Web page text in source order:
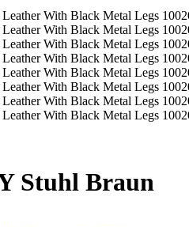
Stuhl Braun